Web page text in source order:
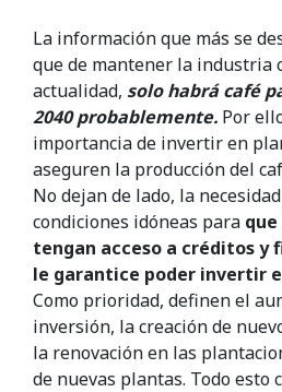
La información que más se
que de mantener la industria
actualidad, solo habrá café
2040 probablemente. Por
importancia de invertir en
aseguren la producción del
No dejan de lado, la
condiciones idóneas para
tengan acceso a créditos y
le garantice poder invertir
Como prioridad, definen el
inversión, la creación de
la renovación en las
de nuevas plantas. Todo esto